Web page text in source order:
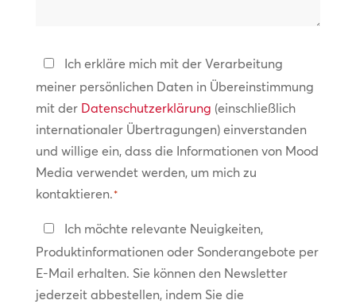
Datenschutzerklärung
*
Ich erkläre mich mit der Verarbeitung
meiner persönlichen Daten in Übereinstimmung
mit der Datenschutzerklärung (einschließlich
internationaler Übertragungen) einverstanden
und willige ein, dass die Informationen von Mood
Media verwendet werden, um mich zu
kontaktieren.*
In
Kontakt
bleiben
Ich möchte relevante Neuigkeiten,
Produktinformationen oder Sonderangebote per
E-Mail erhalten. Sie können den Newsletter
jederzeit abbestellen, indem Sie die